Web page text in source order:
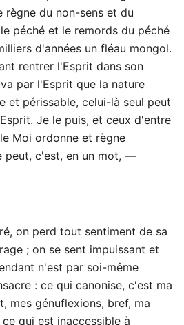
on perd tout sentiment de sa
; on se sent impuissant et
n'est par soi-même
: ce qui canonise, c'est ma
mes génuflexions, bref, ma
qui est inaccessible à